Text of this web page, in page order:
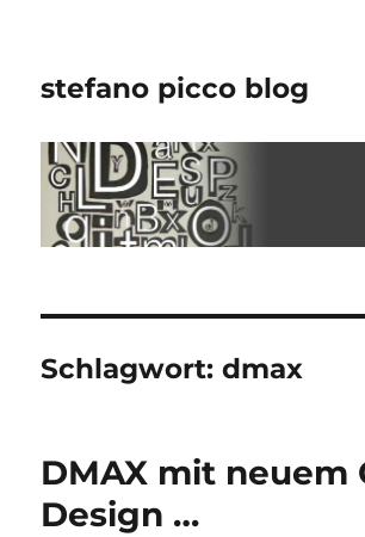
stefano picco blog
Schlagwort:dmax
DMAX mit neuem
Design …